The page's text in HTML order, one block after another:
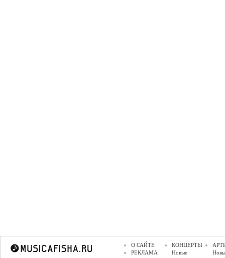
О САЙТЕ
РЕКЛАМА
КОНЦЕРТЫ
Новые